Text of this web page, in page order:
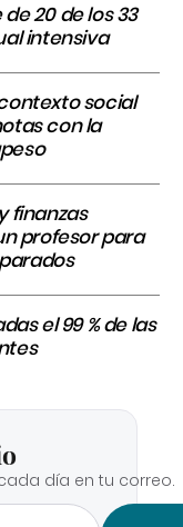
20 de los 33
intensiva
social
con la
finanzas
profesor para
el 99 % de las
día en tu correo.